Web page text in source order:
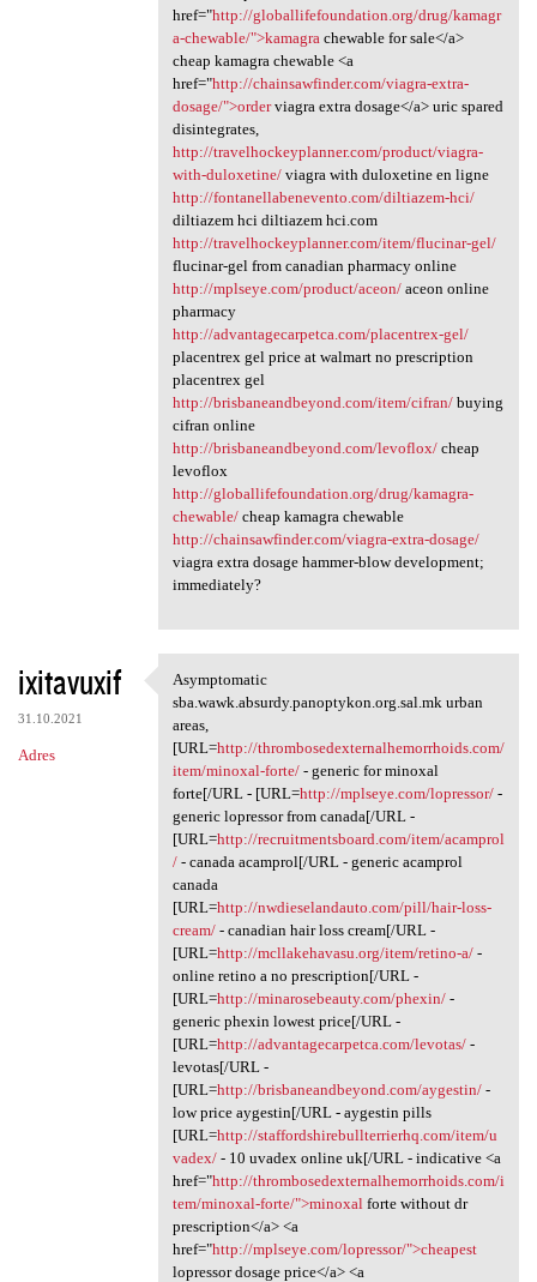
href="http://globallifefoundation.org/drug/kamagr
a-chewable/">kamagrachewable for sale</a>
cheap kamagra chewable <a
href="http://chainsawfinder.com/viagra-extra-
dosage/">orderviagra extra dosage</a> uric spared
disintegrates,
http://travelhockeyplanner.com/product/viagra-
with-duloxetine/viagra with duloxetine en ligne
http://fontanellabenevento.com/diltiazem-hci/
diltiazem hci diltiazem hci.com
http://travelhockeyplanner.com/item/flucinar-gel/
flucinar-gel from canadian pharmacy online
http://mplseye.com/product/aceon/aceon online
pharmacy
http://advantagecarpetca.com/placentrex-gel/
placentrex gel price at walmart no prescription
placentrex gel
http://brisbaneandbeyond.com/item/cifran/buying
cifran online
http://brisbaneandbeyond.com/levoflox/cheap
levoflox
http://globallifefoundation.org/drug/kamagra-
chewable/cheap kamagra chewable
http://chainsawfinder.com/viagra-extra-dosage/
viagra extra dosage hammer-blow development;
immediately?
ixitavuxif
31.10.2021
Adres
Asymptomatic sba.wawk.absurdy
Asymptomatic
sba.wawk.absurdy.panoptykon.org.sal.mk urban
areas,
[URL=http://thrombosedexternalhemorrhoids.com/
item/minoxal-forte/- generic for minoxal
forte[/URL - [URL=http://mplseye.com/lopressor/-
generic lopressor from canada[/URL -
[URL=http://recruitmentsboard.com/item/acamprol
/- canada acamprol[/URL - generic acamprol
canada
[URL=http://nwdieselandauto.com/pill/hair-loss-
cream/- canadian hair loss cream[/URL -
[URL=http://mcllakehavasu.org/item/retino-a/-
online retino a no prescription[/URL -
[URL=http://minarosebeauty.com/phexin/-
generic phexin lowest price[/URL -
[URL=http://advantagecarpetca.com/levotas/-
levotas[/URL -
[URL=http://brisbaneandbeyond.com/aygestin/-
low price aygestin[/URL - aygestin pills
[URL=http://staffordshirebullterrierhq.com/item/u
vadex/- 10 uvadex online uk[/URL - indicative <a
href="http://thrombosedexternalhemorrhoids.com/i
tem/minoxal-forte/">minoxal forte without dr
prescription</a> <a
href="http://mplseye.com/lopressor/">cheapest
lopressor dosage price</a> <a